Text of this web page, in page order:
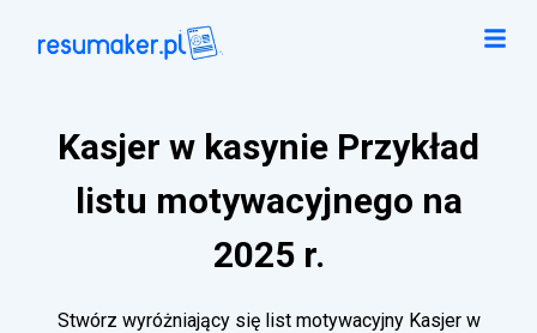
Kasjer w kasynie Przykład
listu motywacyjnego na
2025 r.
Stwórz wyróżniający się list motywacyjny Kasjer w